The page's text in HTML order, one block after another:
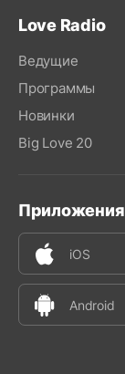
Love Radio
Ведущие
Программы
Новинки
Big Love 20
Приложения
iOS
Android